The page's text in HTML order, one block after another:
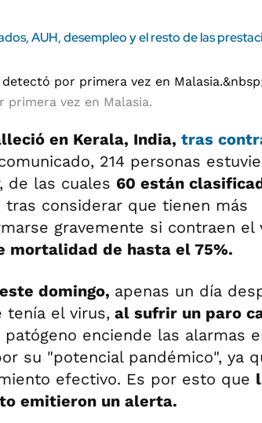
AUH, desempleo y el resto de las
primera vez en Malasia.
en Kerala, India, tras
214 personas
de las cuales 60 están
tras considerar que tienen más
gravemente si contraen el
mortalidad de hasta el 75%.
domingo, apenas un día
tenía el virus, al sufrir un paro
enciende las alarmas
su "potencial pandémico", ya
efectivo. Es por esto que
emitieron un alerta.